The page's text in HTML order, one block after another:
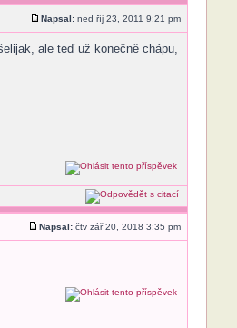
Napsal:ned říj 23, 2011 9:21 pm
ale teď už konečně chápu,
Napsal:čtv zář 20, 2018 3:35 pm